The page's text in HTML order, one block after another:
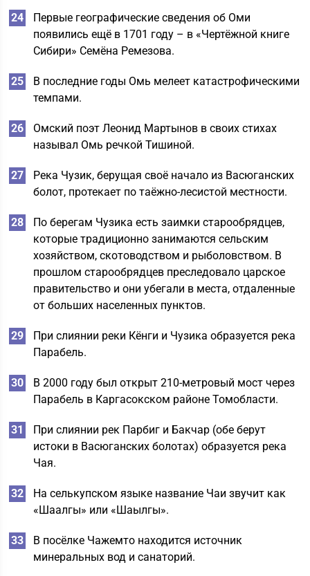
Первые географические сведения об Оми
появились ещё в 1701 году – в «Чертёжной книге
Сибири» Семёна Ремезова.
В последние годы Омь мелеет катастрофическими
темпами.
Омский поэт Леонид Мартынов в своих стихах
называл Омь речкой Тишиной.
Река Чузик, берущая своё начало из Васюганских
болот, протекает по таёжно-лесистой местности.
По берегам Чузика есть заимки старообрядцев,
которые традиционно занимаются сельским
хозяйством, скотоводством и рыболовством. В
прошлом старообрядцев преследовало царское
правительство и они убегали в места, отдаленные
от больших населенных пунктов.
При слиянии реки Кёнги и Чузика образуется река
Парабель.
В 2000 году был открыт 210-метровый мост через
Парабель в Каргасокском районе Томобласти.
При слиянии рек Парбиг и Бакчар (обе берут
истоки в Васюганских болотах) образуется река
Чая.
На селькупском языке название Чаи звучит как
«Шаалгы» или «Шаылгы».
В посёлке Чажемто находится источник
минеральных вод и санаторий.